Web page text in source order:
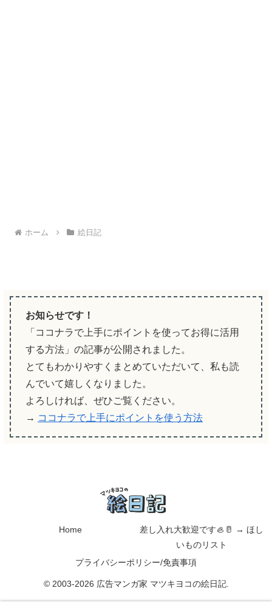
ホーム 絵日記
お知らせです！
「ココナラで上手にポイントを使ってお得に活用
する方法」の記事が公開されました。
とてもわかりやすくまとめていただいて、私も読
んでいて嬉しくなりました。
よろしければ、ぜひご覧ください。
→ ココナラで上手にポイントを使う方法
Home
差し入れ大歓迎です🦪🥛 → ほし
いものリスト
プライバシーポリシー/免責事項
© 2003-2026 広告マンガ家 マツキヨコの絵日記.